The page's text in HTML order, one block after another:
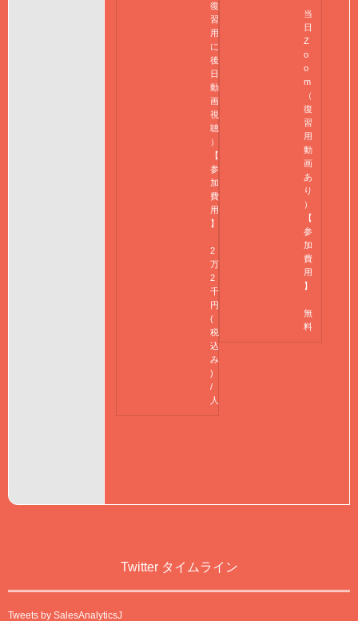
復
習
用
に
後
日
動
画
視
聴
）
【
参
加
費
用
】
2
万
2
千
円
(
税
込
み
)
/
人
当
日
Z
o
o
m
（
復
習
用
動
画
あ
り
）
【
参
加
費
用
】
無
料
Twitter タイムライン
Tweets by SalesAnalyticsJ